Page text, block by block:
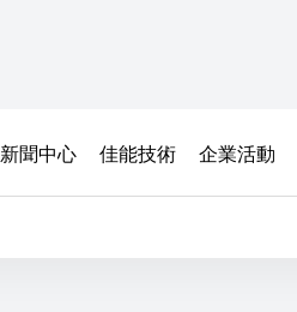
新聞中心 佳能技術 企業活動